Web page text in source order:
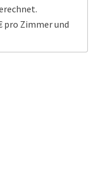
pro Zimmer und